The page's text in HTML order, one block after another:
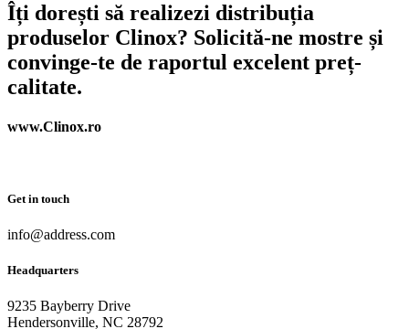
Îți dorești să realizezi distribuția
produselor Clinox? Solicită-ne mostre și
convinge-te de raportul excelent preț-
calitate.
www.Clinox.ro
Get in touch
info@address.com
Headquarters
9235 Bayberry Drive
Hendersonville, NC 28792